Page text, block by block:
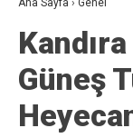
Ana Sayfa › Genel
Güneş